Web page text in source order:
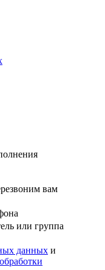
вам
или группа
данных и